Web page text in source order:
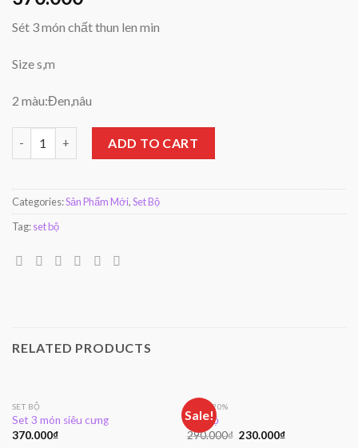
Sét 3 món chất thun len min
Size s,m
2 màu:Đen,nâu
ADD TO CART
Categories:Sản Phẩm Mới,Set Bộ
Tag:set bộ
RELATED PRODUCTS
SET BỘ
Set 3 món siêu cưng
370.000₫
Sale!
GIẢM 20%
Set bộ
290.000₫ 230.000₫